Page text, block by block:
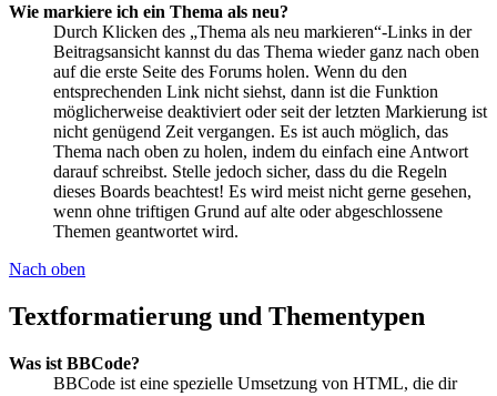
Wie markiere ich ein Thema als neu?
Durch Klicken des „Thema als neu markieren“-Links in der
Beitragsansicht kannst du das Thema wieder ganz nach oben
auf die erste Seite des Forums holen. Wenn du den
entsprechenden Link nicht siehst, dann ist die Funktion
möglicherweise deaktiviert oder seit der letzten Markierung ist
nicht genügend Zeit vergangen. Es ist auch möglich, das
Thema nach oben zu holen, indem du einfach eine Antwort
darauf schreibst. Stelle jedoch sicher, dass du die Regeln
dieses Boards beachtest! Es wird meist nicht gerne gesehen,
wenn ohne triftigen Grund auf alte oder abgeschlossene
Themen geantwortet wird.
Nach oben
Textformatierung und Thementypen
Was ist BBCode?
BBCode ist eine spezielle Umsetzung von HTML, die dir